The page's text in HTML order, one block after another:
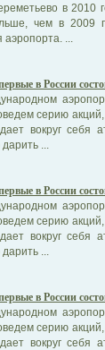
в 2010
чем в 2009
...
в России
серию
вокруг
...
в России
серию
вокруг
...
в России
серию
вокруг